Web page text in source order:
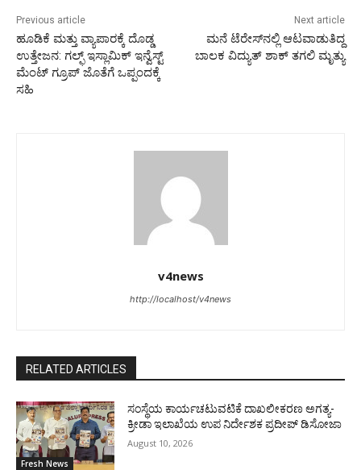
Previous article
ಹೂಡಿಕೆ ಮತ್ತು ವ್ಯಾಪಾರಕ್ಕೆ ದೊಡ್ಡ
ಉತ್ತೇಜನ: ಗಲ್ಫ್ ಇಸ್ಲಾಮಿಕ್ ಇನ್ವೆಸ್ಟ್
ಮೆಂಟ್ ಗ್ರೂಪ್ ಜೊತೆಗೆ ಒಪ್ಪಂದಕ್ಕೆ
ಸಹಿ
Next article
ಮನೆ ಟೆರೇಸ್‍ನಲ್ಲಿ ಆಟವಾಡುತಿದ್ದ
ಬಾಲಕ ವಿದ್ಯುತ್ ಶಾಕ್ ತಗಲಿ ಮೃತ್ಯು
v4news
http://localhost/v4news
RELATED ARTICLES
Fresh News
ಸಂಸ್ಥೆಯ ಕಾರ್ಯಚಟುವಟಿಕೆ ದಾಖಲೀಕರಣ ಅಗತ್ಯ-
ಕ್ರೀಡಾ ಇಲಾಖೆಯ ಉಪ ನಿರ್ದೇಶಕ ಪ್ರದೀಪ್ ಡಿಸೋಜಾ
August 10, 2026